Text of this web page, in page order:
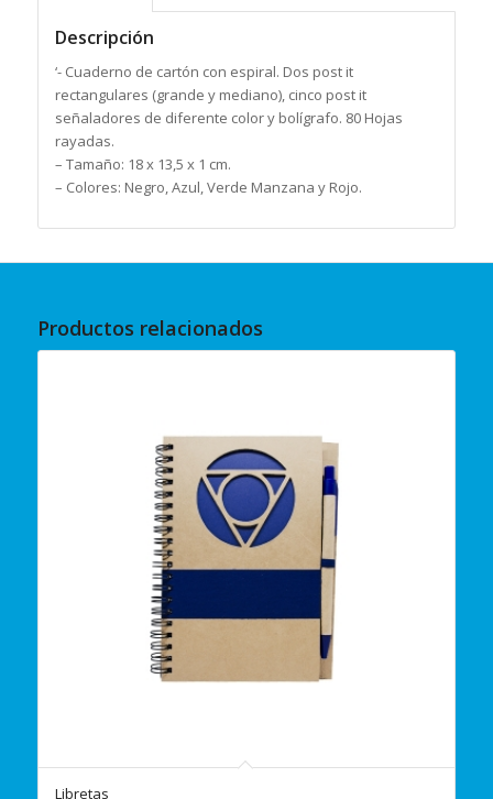
Descripción
‘- Cuaderno de cartón con espiral. Dos post it
rectangulares (grande y mediano), cinco post it
señaladores de diferente color y bolígrafo. 80 Hojas
rayadas.
– Tamaño: 18 x 13,5 x 1 cm.
– Colores: Negro, Azul, Verde Manzana y Rojo.
Productos relacionados
Libretas